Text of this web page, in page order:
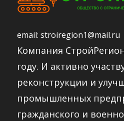
email: stroiregion1@mail.ru
Компания
году. И активно
реконструкции и
промышленных
гражданского и